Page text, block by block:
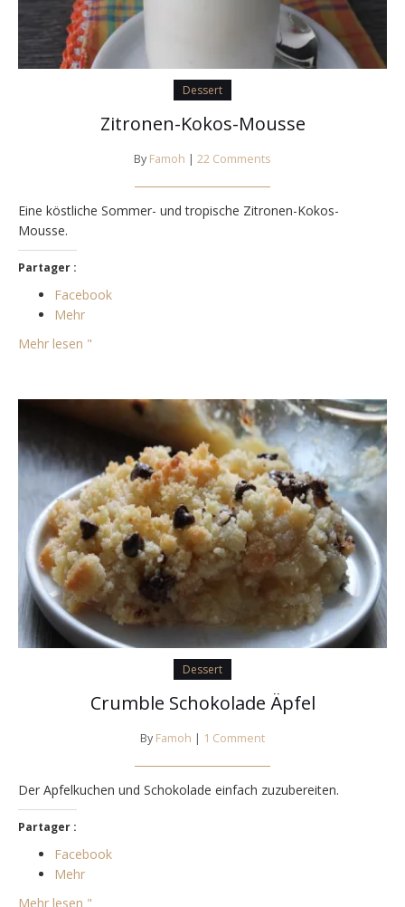
Dessert
Zitronen-Kokos-Mousse
By Famoh | 22 Comments
Eine köstliche Sommer- und tropische Zitronen-Kokos-
Mousse.
Partager :
Facebook
Mehr
Mehr lesen "
Dessert
Crumble Schokolade Äpfel
By Famoh | 1 Comment
Der Apfelkuchen und Schokolade einfach zuzubereiten.
Partager :
Facebook
Mehr
Mehr lesen "